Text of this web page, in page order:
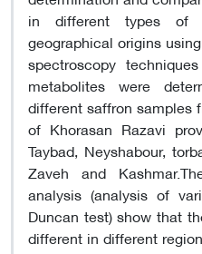
in different types of
geographical origins
spectroscopy
metabolites were
different saffron samples
of Khorasan Razavi
Taybad, Neyshabour,
Zaveh and
analysis (analysis of
Duncan test) show that
different in different